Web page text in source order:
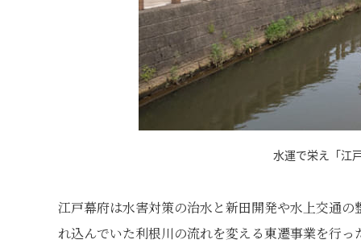
水運で栄え「江
江戸幕府は水害対策の治水と新田開発や水上交通
れ込んでいた利根川の流れを変える東遷事業を行